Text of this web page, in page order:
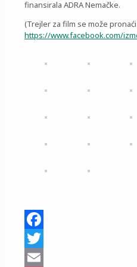
finansirala ADRA Nemačke.
(Trejler za film se može pronaći
https://www.facebook.com/
Facebook
Twitter